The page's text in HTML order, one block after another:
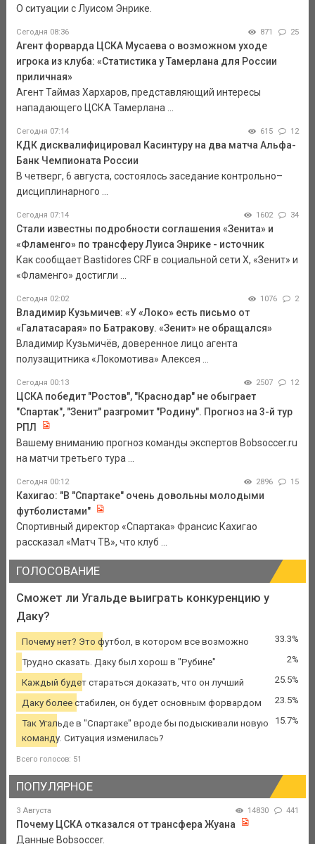
О ситуации с Луисом Энрике.
Сегодня 08:36 871 25
Агент форварда ЦСКА Мусаева о возможном уходе
игрока из клуба: «Статистика у Тамерлана для России
приличная»
Агент Таймаз Хархаров, представляющий интересы
нападающего ЦСКА Тамерлана ...
Сегодня 07:14 615 12
КДК дисквалифицировал Касинтуру на два матча Альфа-
Банк Чемпионата России
В четверг, 6 августа, состоялось заседание контрольно–
дисциплинарного ...
Сегодня 07:14 1602 34
Стали известны подробности соглашения «Зенита» и
«Фламенго» по трансферу Луиса Энрике - источник
Как сообщает Bastidores CRF в социальной сети Х, «Зенит» и
«Фламенго» достигли ...
Сегодня 02:02 1076 2
Владимир Кузьмичев: «У «Локо» есть письмо от
«Галатасарая» по Батракову. «Зенит» не обращался»
Владимир Кузьмичёв, доверенное лицо агента
полузащитника «Локомотива» Алексея ...
Сегодня 00:13 2507 12
ЦСКА победит "Ростов", "Краснодар" не обыграет
"Спартак", "Зенит" разгромит "Родину". Прогноз на 3-й тур
РПЛ
Вашему вниманию прогноз команды экспертов Bobsoccer.ru
на матчи третьего тура ...
Сегодня 00:12 2896 15
Кахигао: "В "Спартаке" очень довольны молодыми
футболистами"
Спортивный директор «Спартака» Франсис Кахигао
рассказал «Матч ТВ», что клуб ...
ГОЛОСОВАНИЕ
Сможет ли Угальде выиграть конкуренцию у
Даку?
Почему нет? Это футбол, в котором все возможно 33.3%
Трудно сказать. Даку был хорош в "Рубине" 2%
Каждый будет стараться доказать, что он лучший 25.5%
Даку более стабилен, он будет основным форвардом 23.5%
Так Угальде в "Спартаке" вроде бы подыскивали новую
команду. Ситуация изменилась?
15.7%
Всего голосов: 51
ПОПУЛЯРНОЕ
3 Августа 14830 441
Почему ЦСКА отказался от трансфера Жуана
Данные Bobsoccer.